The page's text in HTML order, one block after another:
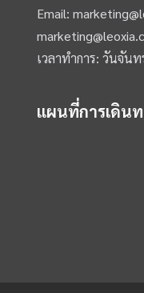
Email:
เวลาทำการ: วันจัน
แผนที่การเดิน